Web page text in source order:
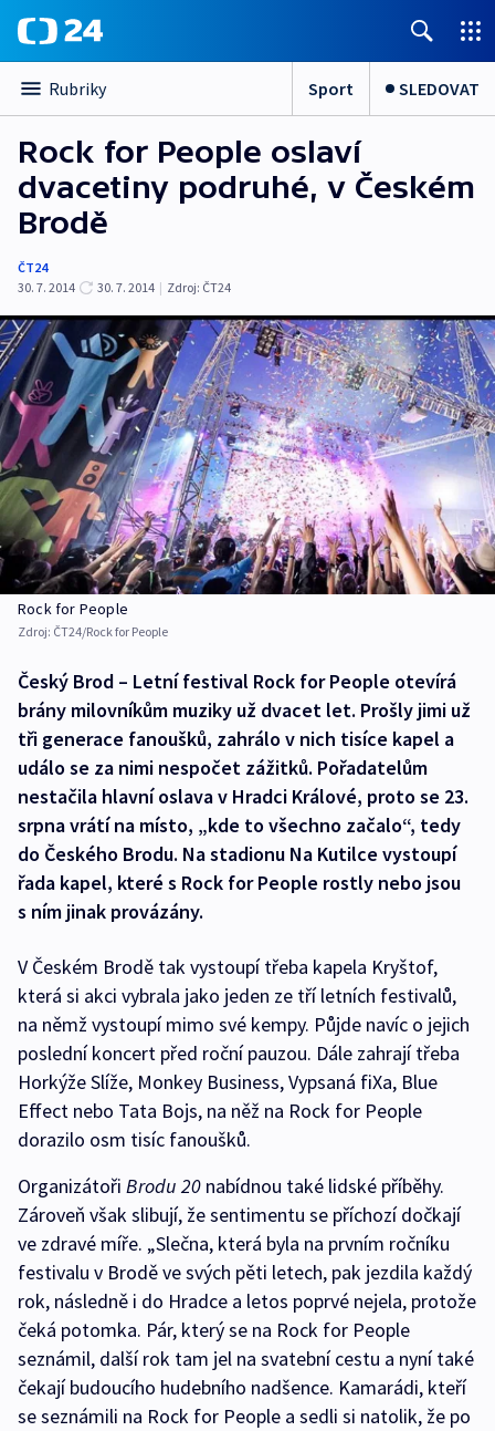
Rubriky Sport SLEDOVAT
Rock for People oslaví
dvacetiny podruhé, v Českém
Brodě
ČT24
30. 7. 2014
30. 7. 2014 | Zdroj: ČT24
Rock for People
Zdroj: ČT24/Rock for People
Český Brod – Letní festival Rock for People otevírá
brány milovníkům muziky už dvacet let. Prošly jimi už
tři generace fanoušků, zahrálo v nich tisíce kapel a
událo se za nimi nespočet zážitků. Pořadatelům
nestačila hlavní oslava v Hradci Králové, proto se 23.
srpna vrátí na místo, „kde to všechno začalo“, tedy
do Českého Brodu. Na stadionu Na Kutilce vystoupí
řada kapel, které s Rock for People rostly nebo jsou
s ním jinak provázány.
V Českém Brodě tak vystoupí třeba kapela Kryštof,
která si akci vybrala jako jeden ze tří letních festivalů,
na němž vystoupí mimo své kempy. Půjde navíc o jejich
poslední koncert před roční pauzou. Dále zahrají třeba
Horkýže Slíže, Monkey Business, Vypsaná fiXa, Blue
Effect nebo Tata Bojs, na něž na Rock for People
dorazilo osm tisíc fanoušků.
Organizátoři Brodu 20 nabídnou také lidské příběhy.
Zároveň však slibují, že sentimentu se příchozí dočkají
ve zdravé míře. „Slečna, která byla na prvním ročníku
festivalu v Brodě ve svých pěti letech, pak jezdila každý
rok, následně i do Hradce a letos poprvé nejela, protože
čeká potomka. Pár, který se na Rock for People
seznámil, další rok tam jel na svatební cestu a nyní také
čekají budoucího hudebního nadšence. Kamarádi, kteří
se seznámili na Rock for People a sedli si natolik, že po